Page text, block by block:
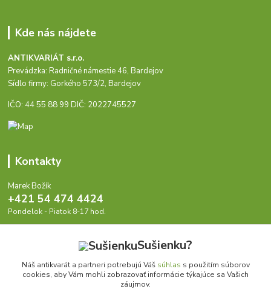
Kde nás nájdete
ANTIKVARIÁT s.r.o.
Prevádzka: Radničné námestie 46, Bardejov
Sídlo firmy: Gorkého 573/2, Bardejov
IČO: 44 55 88 99 DIČ: 2022745527
Kontakty
Marek Božík
+421 54 474 4424
Pondelok - Piatok 8-17 hod.
Sušienku?
Náš antikvarát a partneri potrebujú Váš súhlas s použitím súborov
cookies, aby Vám mohli zobrazovať informácie týkajúce sa Vašich
záujmov.